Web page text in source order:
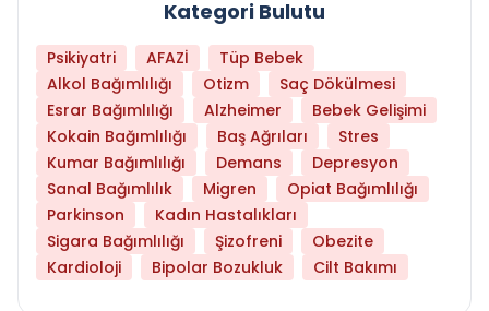
Kategori Bulutu
Psikiyatri AFAZİ
Tüp Bebek
Alkol Bağımlılığı
Otizm
Saç Dökülmesi
Esrar Bağımlılığı
Alzheimer
Bebek Gelişimi
Kokain Bağımlılığı
Baş Ağrıları
Stres
Kumar Bağımlılığı
Demans
Depresyon
Sanal Bağımlılık
Migren
Opiat Bağımlılığı
Parkinson
Kadın Hastalıkları
Sigara Bağımlılığı
Şizofreni
Obezite
Kardioloji
Bipolar Bozukluk Cilt Bakımı